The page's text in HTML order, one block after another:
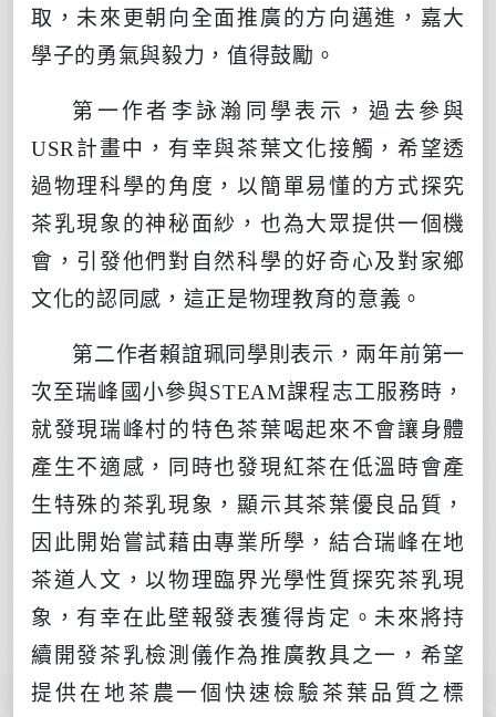
取，未來更朝向全面推廣的方向邁進，嘉大
學子的勇氣與毅力，值得鼓勵。
第一作者李詠瀚同學表示，過去參與
USR 計畫中，有幸與茶葉文化接觸，希望透
過物理科學的角度，以簡單易懂的方式探究
茶乳現象的神秘面紗，也為大眾提供一個機
會，引發他們對自然科學的好奇心及對家鄉
文化的認同感，這正是物理教育的意義。
第二作者賴誼珮同學則表示，兩年前第一
次至瑞峰國小參與STEAM課程志工服務時，
就發現瑞峰村的特色茶葉喝起來不會讓身體
產生不適感，同時也發現紅茶在低溫時會產
生特殊的茶乳現象，顯示其茶葉優良品質，
因此開始嘗試藉由專業所學，結合瑞峰在地
茶道人文，以物理臨界光學性質探究茶乳現
象，有幸在此壁報發表獲得肯定。未來將持
續開發茶乳檢測儀作為推廣教具之一，希望
提供在地茶農一個快速檢驗茶葉品質之標